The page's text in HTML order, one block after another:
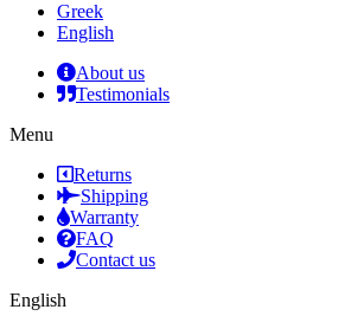
Greek
English
About us
Testimonials
Menu
Returns
Shipping
Warranty
FAQ
Contact us
English